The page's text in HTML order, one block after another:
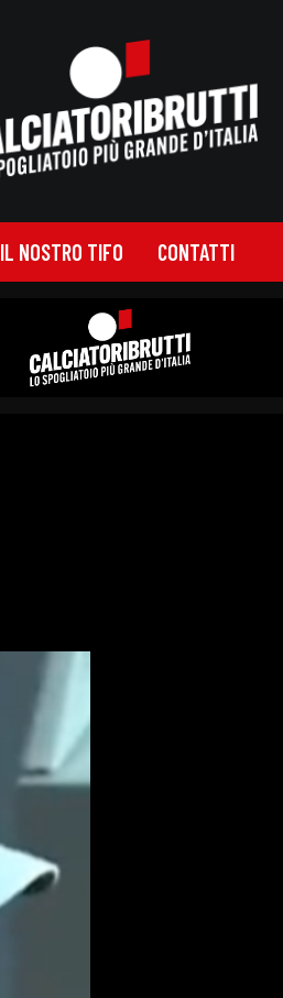
IL NOSTRO TIFO CONTATTI